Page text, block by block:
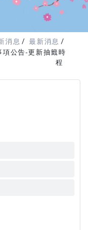
消息
最新消息
公告-更新抽籤時
程